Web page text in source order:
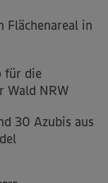
Flächenareal in
für die
Wald NRW
30 Azubis aus